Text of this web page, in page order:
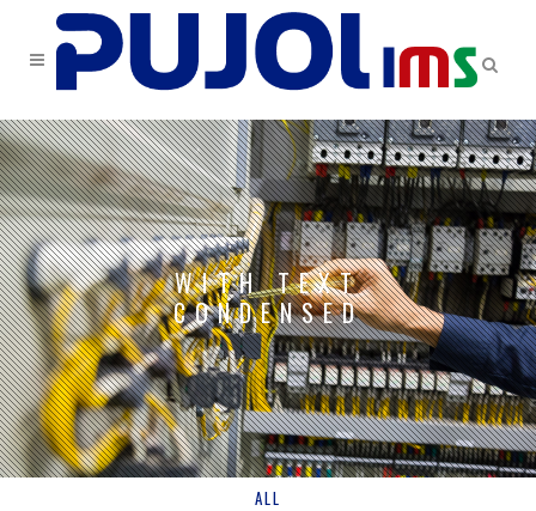
WITH TEXT
CONDENSED
ALL